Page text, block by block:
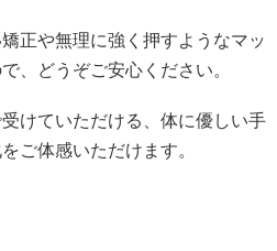
正や無理に強く押すようなマッ
、どうぞご安心ください。
けていただける、体に優しい手
ご体感いただけます。